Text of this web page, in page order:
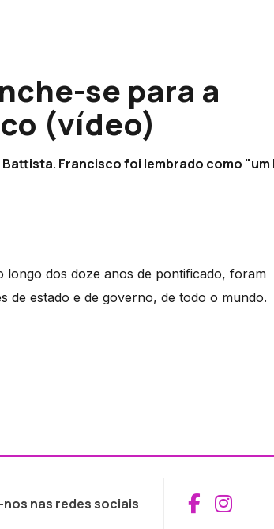
se para a
(vídeo)
Francisco foi lembrado como "um
longo dos doze anos de pontificado, foram
de estado e de governo, de todo o mundo.
nas redes sociais